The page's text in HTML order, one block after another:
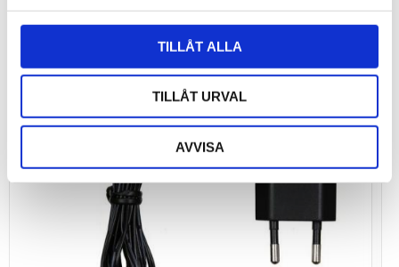
TILLÅT ALLA
TILLÅT URVAL
AVVISA